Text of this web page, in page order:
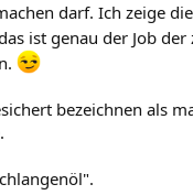
darf. Ich zeige
ist genau der Job
bezeichnen als